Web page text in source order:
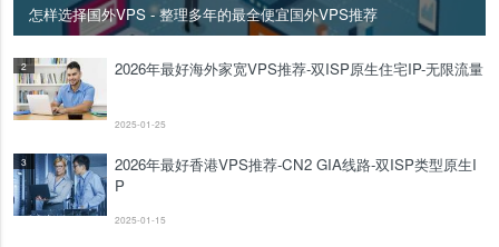
怎样选择国外VPS - 整理多年的最全便宜国外VPS推荐
2 2026年最好海外家宽VPS推荐-双ISP原生住宅IP-无限流量
2025-01-25
3
2026年最好香港VPS推荐-CN2 GIA线路-双ISP类型原生I
P
2025-01-15